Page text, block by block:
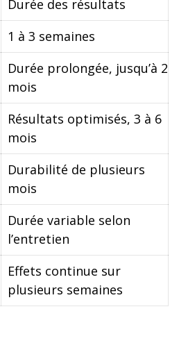
Durée des résultats
1 à 3 semaines
Durée prolongée, jusqu’à 2
mois
Résultats optimisés, 3 à 6
mois
Durabilité de plusieurs
mois
Durée variable selon
l’entretien
Effets continue sur
plusieurs semaines